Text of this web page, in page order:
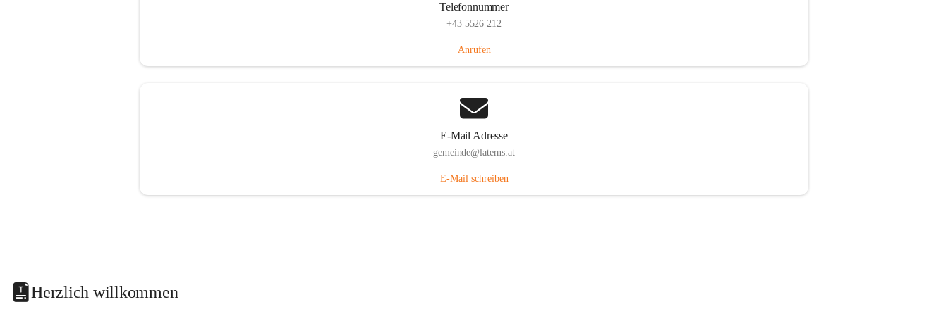
Telefonnummer
+43 5526 212
Anrufen
E-Mail Adresse
gemeinde@laterns.at
E-Mail schreiben
Herzlich willkommen